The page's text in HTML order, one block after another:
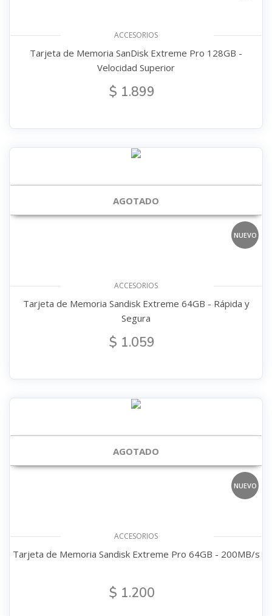
ACCESORIOS
Tarjeta de Memoria SanDisk Extreme Pro 128GB -
Velocidad Superior
$ 1.899
NUEVO
AGOTADO
ACCESORIOS
Tarjeta de Memoria Sandisk Extreme 64GB - Rápida y
Segura
$ 1.059
NUEVO
AGOTADO
ACCESORIOS
Tarjeta de Memoria Sandisk Extreme Pro 64GB - 200MB/s
$ 1.200